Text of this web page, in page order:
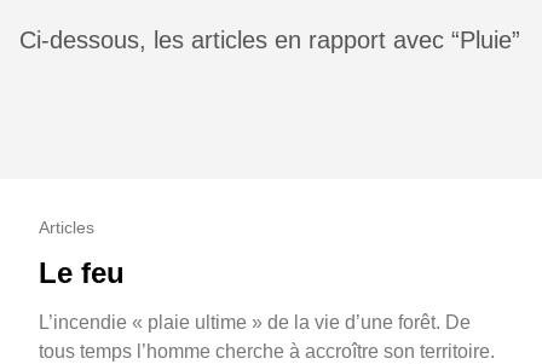
Ci-dessous, les articles en rapport avec “Pluie”
Articles
Le feu
L’incendie « plaie ultime » de la vie d’une forêt. De
tous temps l’homme cherche à accroître son territoire.